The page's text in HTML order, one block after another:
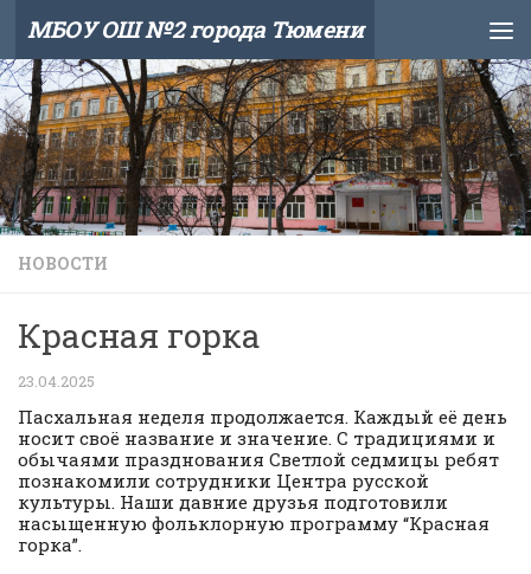
Skip to content
МБОУ ОШ №2 города Тюмени
НОВОСТИ
Красная горка
23.04.2025
Пасхальная неделя продолжается. Каждый её день
носит своё название и значение. С традициями и
обычаями празднования Светлой седмицы ребят
познакомили сотрудники Центра русской
культуры. Наши давние друзья подготовили
насыщенную фольклорную программу “Красная
горка”.